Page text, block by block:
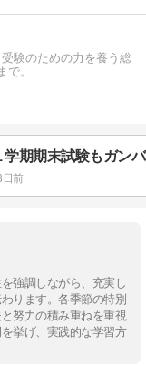
験のための力を養う総
。
学期期末試験もガン
日前
強調しながら、充実し
ります。各季節の特別
努力の積み重ねを重視
挙げ、実践的な学習方